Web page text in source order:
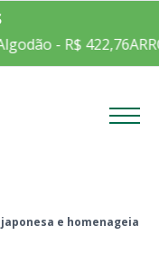
- R$ 422,76ARROZ
e homenageia